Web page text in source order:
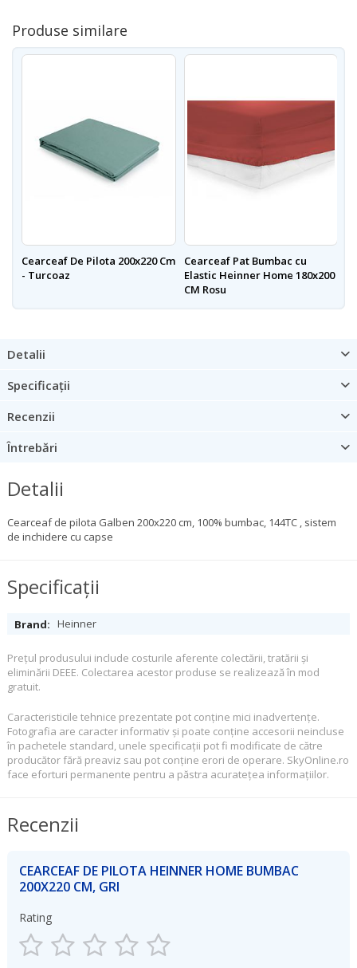
Produse similare
Cearceaf De Pilota 200x220 Cm
- Turcoaz
Cearceaf Pat Bumbac cu
Elastic Heinner Home 180x200
CM Rosu
Detalii
Specificații
Recenzii
Întrebări
Detalii
Cearceaf de pilota Galben 200x220 cm, 100% bumbac, 144TC , sistem
de inchidere cu capse
Specificații
SpecificațiiHeinner
Preţul produsului include costurile aferente colectării, tratării şi
eliminării DEEE. Colectarea acestor produse se realizează în mod
gratuit.
Caracteristicile tehnice prezentate pot conţine mici inadvertenţe.
Fotografia are caracter informativ şi poate conţine accesorii neincluse
în pachetele standard, unele specificaţii pot fi modificate de către
producător fără preaviz sau pot conţine erori de operare. SkyOnline.ro
face eforturi permanente pentru a păstra acurateţea informaţiilor.
Recenzii
CEARCEAF DE PILOTA HEINNER HOME BUMBAC
200X220 CM, GRI
Rating
1
star
2
stars
3
stars
4
stars